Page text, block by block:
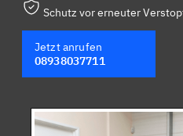
Schutz vor erneuter
Jetzt anrufen
08938037711